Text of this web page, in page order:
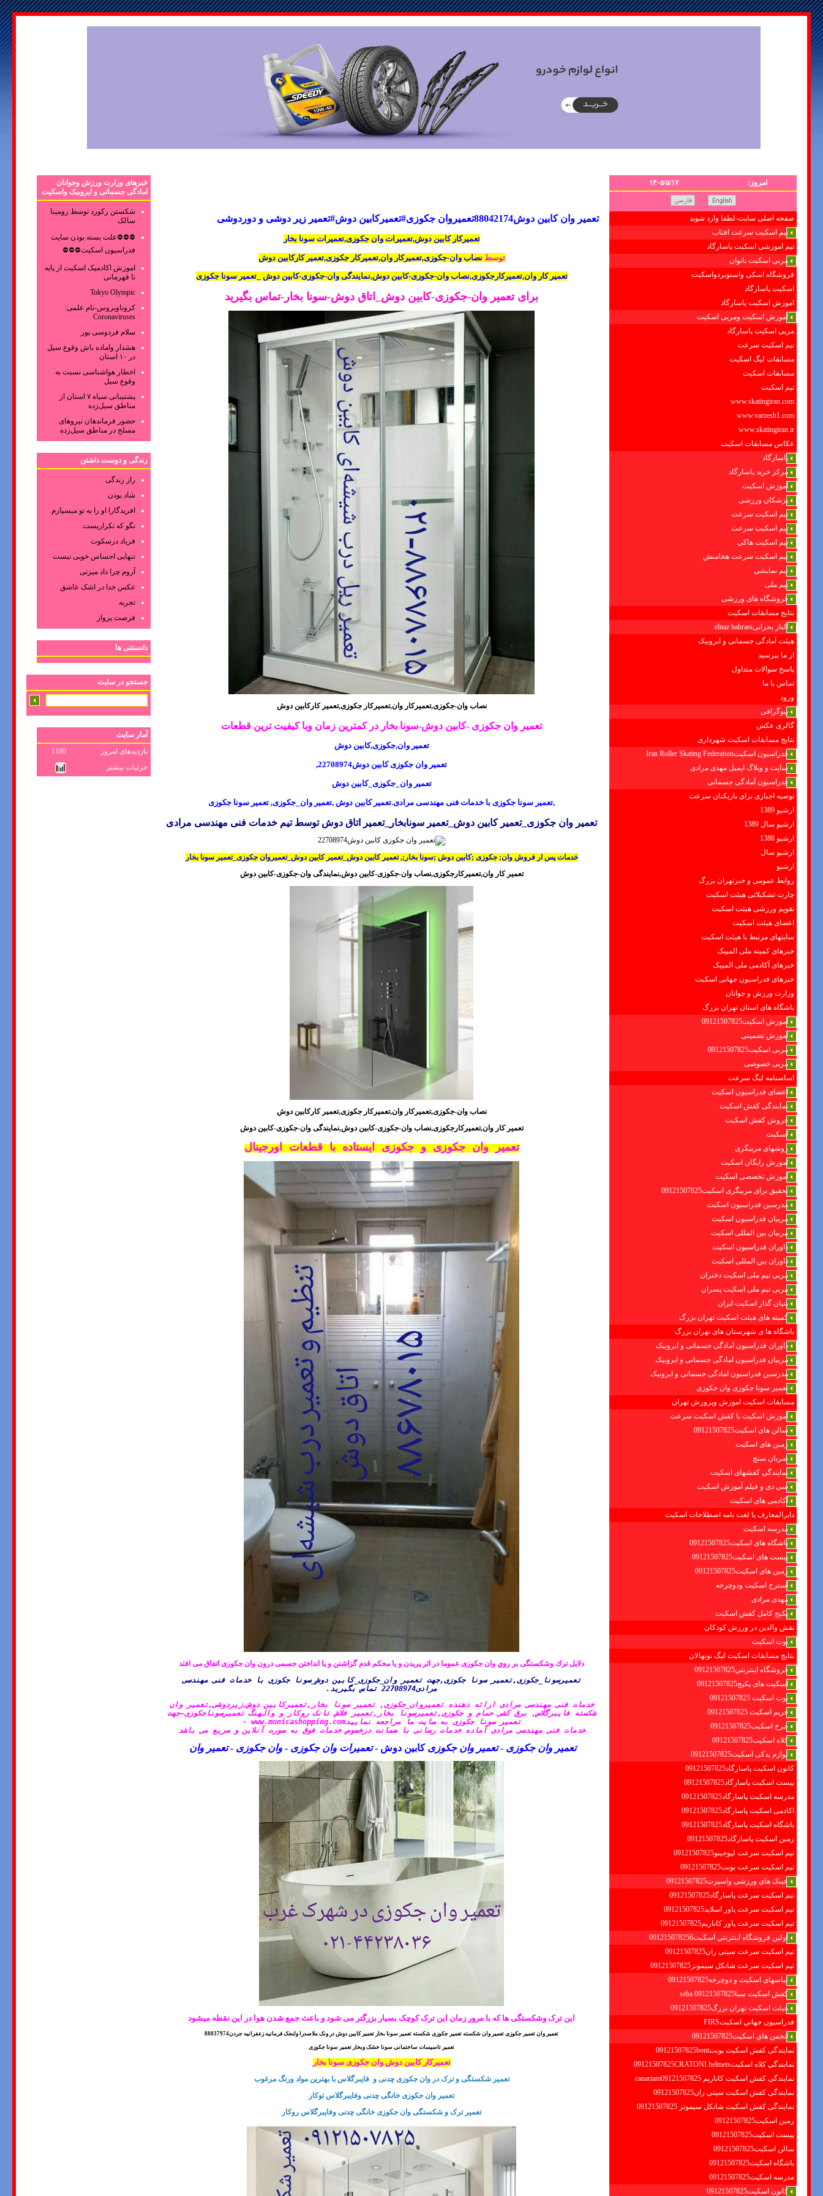
امروز: ۱۴۰۵/۵/۱۷
صفحه اصلی سایت-لطفا وارد شوید
تیم اسکیت سرعت افتاب
تیم اموزشی اسکیت پاسارگاد
مربی اسکیت بانوان
فروشگاه اسکی واسنوبردواسکیت
اسکیت پاسارگاد
اموزش اسکیت پاسارگاد
اموزش اسکیت ومربی اسکیت
مربی اسکیت پاسارگاد
تیم اسکیت سرعت
مسابقات لیگ اسکیت
مسابقات اسکیت
تیم اسکیت
www.skatingiran.com
www.varzesh1.com
www.skatingiran.ir
عکاس مسابقات اسکیت
پاسارگاد
مرکز خرید پاسارگاد
آموزش اسکیت
پزشکان ورزشی
تیم اسکیت سرعت
تیم اسکیت سرعت
تیم اسکیت هاکی
تیم اسکیت سرعت هخامنش
تیم نمایشی
تیم ملی
فروشگاه های ورزشی
نتایج مسابقات اسکیت
الناز بحرانیelnaz bahrani
هیئت آمادگی جسمانی و ایروبیک
از ما بپرسید
پاسخ سوالات متداول
تماس با ما
ورود
بیوگرافی
گالری عکس
نتایج مسابقات اسکیت شهرداری
فدراسیون اسکیتIran Roller Skating Federation
سایت و وبلاگ ایمیل مهدی مرادی
فدراسیون آمادگی جسمانی
توصیه اجباری برای بازیکنان سرعت
ارشیو 1389
ارشیو سال 1389
ارشیو 1388
ارشیو سال
ارشیو
روابط عمومی و خبرتهران بزرگ
چارت تشکیلاتی هیئت اسکیت
تقویم ورزشی هیئت اسکیت
اعضای هیئت اسکیت
سایتهای مرتبط با هیئت اسکیت
خبرهای کمیته ملی المپیک
خبرهای آکادمی ملی المپیک
خبرهای فدراسیون جهانی اسکیت
وزارت ورزش و جوانان
باشگاه های استان تهران بزرگ
آموزش اسکیت09121507825
آموزش تضمینی
مربی اسکیت09121507825
مربی خصوصی
اساسنامه لیگ سرعت
اعضای فدراسیون اسکیت
نمایندگی کفش اسکیت
فروش کفش اسکیت
اسکیت
روشهای مربیگری
اموزش رایگان اسکیت
آموزش تخصصی اسکیت
تحقیق برای مربیگری اسکیت09121507825
مدرسین فدراسیون اسکیت
مربیان فدراسیون اسکیت
مربیان بین المللی اسکیت
داوران فدراسیون اسکیت
داوران بین المللی اسکیت
مربی تیم ملی اسکیت دختران
مربی تیم ملی اسکیت پسران
بنیان گذار اسکیت ایران
کمیته های هیئت اسکیت تهران بزرگ
باشگاه ها ی شهرستان های تهران بزرگ
داوران فدراسیون امادگی جسمانی و ایروبیک
مربیان فدراسیون امادگی جسمانی و ایروبیک
مدرسین فدراسیون امادگی جسمانی و ایروبیک
تعمیر سونا جکوزی وان جکوزی
مسابقات اسکیت اموزش وپرورش تهران
آموزش اسکیت با کفش اسکیت سرعت
سالن های اسکیت09121507825
زمین های اسکیت
ضربان سنج
نمایندگی کفشهای اسکیت
سی دی و فیلم آموزش اسکیت
آکادمی های اسکیت
دایرالمعارف یا لغت نامه اصطلاحات اسکیت
مدرسه اسکیت
باشگاه های اسکیت09121507825
پیست های اسکیت09121507825
زمین های اسکیت09121507825
استرج اسکیت ودوچرخه
مهدی مرادی
پکیج کامل کفش اسکیت
نقش والدین در ورزش کودکان
بوت اسکیت
نتایج مسابقات اسکیت لیگ نونهالان
فروشگاه اينترنتي09121507825
اسکیت های پکیج09121507825
بوت اسکیت 09121507825
فریم اسکیت 09121507825
چرخ اسکیت09121507825
کلاه اسکیت09121507825
لوازم یدکی اسکیت09121507825
کانون اسکیت پاسارگاد09121507825
پیست اسکیت پاسارگاد09121507825
مدرسه اسکیت پاسارگاد09121507825
اکادمی اسکیت پاسارگاد09121507825
باشگاه اسکیت پاسارگاد09121507825
زمین اسکیت پاسارگاد09121507825
تیم اسکیت سرعت لیوجینو09121507825
تیم اسکیت سرعت بونت09121507825
عینک های ورزشی واسپرت09121507825
تیم اسکیت سرعت پاسارگاد09121507825
تیم اسکیت سرعت پاور اسلاید09121507825
تیم اسکیت سرعت پاور کاناریم09121507825
اولين فروشگاه اينترنتي اسكيت091215078256
تیم اسکیت سرعت سیتی ران09121507825
تیم اسکیت سرعت شانکل سیمونز09121507825
لباسهای اسکیت و دوچرخه09121507825
کفش اسکیت سبا09121507825 seba
هیئت اسکیت تهران بزرگ09121507825
فدراسيون جهاني اسكيتFIRS
انجمن هاي اسكيت09121507825
نمایندگی کفش اسکیت بونت09121507825bont
نمایندگی کلاه اسکیت09121507825CRATONI helmets
نمایندگی کفش اسکیت كاناريم canariam09121507825
نمایندگی کفش اسکیت سیتی ران09121507825
نمایندگی کفش اسکیت شانكل سيمونز 09121507825
زمین اسکیت09121507825
پیست اسکیت09121507825
سالن اسکیت09121507825
باشگاه اسکیت09121507825
مدرسه اسکیت09121507825
کانون اسکیت09121507825
تعمیر وان کابین دوش88042174تعمیروان جکوزی#تعمیرکابین دوش#تعمیر زیر دوشی و دوردوشی
تعمیرکار کابین دوش,تعمیرات وان جکوزی,تعمیرات سونا بخار
توسط نصاب وان-جکوزی,تعمیرکار وان,تعمیرکار جکوزی,تعمیر کارکابین دوش
تعمیر کار وان,تعمیرکارجکوزی,نصاب وان-جکوزی-کابین دوش,نمایندگی وان-جکوزی-کابین دوش _تعمیر سونا جکوزی
برای تعمیر وان-جکوزی-کابین دوش_اتاق دوش-سونا بخار-تماس بگیرید
نصاب وان-جکوزی,تعمیرکار وان,تعمیرکار جکوزی,تعمیر کارکابین دوش
تعمیر وان جکوزی -کابین دوش-سونا بخار در کمترین زمان وبا کیفیت ترین قطعات
تعمیر وان,جکوزی,کابین دوش
تعمیر وان جکوزی کابین دوش22708974 ,
تعمیر وان_جکوزی_کابین دوش
,تعمیر سونا جکوزی با خدمات فنی مهندسی مرادی.تعمیر کابین دوش ,تعمیر وان_جکوزی, تعمیر سونا جکوزی
تعمیر وان جکوزی_تعمیر کابین دوش_تعمیر سونابخار_تعمیر اتاق دوش توسط تیم خدمات فنی مهندسی مرادی
خدمات پس ار فروش وان; جکوزی ;کابین دوش ;سونا بخار;, تعمیر کابین دوش_تعمیر کابین دوش_تعمیروان جکوزی_تعمیر سونا بخار
تعمیر کار وان,تعمیرکارجکوزی,نصاب وان-جکوزی-کابین دوش,نمایندگی وان-جکوزی-کابین دوش
نصاب وان-جکوزی,تعمیرکار وان,تعمیرکار جکوزی,تعمیر کارکابین دوش
تعمیر کار وان,تعمیرکارجکوزی,نصاب وان-جکوزی-کابین دوش,نمایندگی وان-جکوزی-کابین دوش
تعمیر وان جکوزی و جکوزی ایستاده با قطعات اورجینال
دلایل ترك وشکستگی بر روي وان جكوزی عموما در اثر پريدن و يا محكم قدم گزاشتن و يا انداختن جسمی درون وان جكوزی اتفاق می افتد
تعمیرسونا_جکوزی,تعمیر سونا جکوزی,جهت تعمیر وان_جکوزی_کابین دوش_سونا جکوزی با خدمات فنی مهندسی
مرادی22708974 تماس بگیرید.
خدمات فنی مهندسی مرادی ارائه دهنده تعمیروان_جکوزی, تعمیر سونا بخار,تعمیرکابین دوش,زیردوشی,تعمیر وان
شکسته فایبرگلاس, برق کشی حمام و جکوزی,تعمیرسونا بخار,تعمیر فلاش تانک روکار و والهنگ تعمیرسوناجکوزی-جهت
تعمیر سونا جکوزی به سایت ما مراجعه نماییدwww.monicashopping.com
›
خدمات فنی مهندسی مرادی آماده خدمات رسانی با ضمانت درخصوص خدمات فوق به صورت آنلاین و سریع می باشد
تعمیر وان جکوزی -تعمیر وان جکوزی کابین دوش -تعمیرات وان جکوزی - وان جکوزی -تعمیر وان
این ترک وشکستگی ها كه با مرور زمان اين ترک كوچک بسيار بزرگتر می شود و باعث جمع شدن هوا در اين نقطه ميشود
تعمیر وان تعمیر جکوزی تعمیر وان شکسته تعمیر جکوزی شکسته تعمیر سونا بخار تعمیر کابین دوش در ونک ملاصدرا ولنجک فرمانیه زعفرانیه جردن88037974
تعمیر تاسیسات ساختمانی سونا خشک وبخار تعمیر سونا جکوزی
تعمیرکار کابین دوش وان جکوزی سونا بخار
تعمیر شکستگی و ترک در وان جکوزی چدنی و فایبرگلاس با بهترین مواد ورنگ مرغوب
تعمیر وان جکوزی خانگی چدنی وفایبرگلاس توکار
تعمیر ترک و شکستگی وان جکوزی خانگی چدنی وفایبرگلاس روکار
خبرهای وزارت ورزش وجوانان
امادگی جسمانی و ایروبیک واسکیت
شکستن رکورد توسط رومینا
سالک
⛔⛔⛔علت بسته بودن سایت
فدراسیون اسکیت⛔⛔⛔
اموزش اکادمیک اسکیت از پایه
تا قهرمانی
Tokyo Olympic
کروناویروس‌-نام علمی:
Coronaviruses
سلام فردوسی پور
هشدار واماده باش وقوع سیل
در ۱۰ استان
اخطار هواشناسی نسبت به
وقوع سیل
پشتیبانی سپاه ۷ استان از
مناطق سیل‌زده
حضور فرماندهان نیروهای
مسلح در مناطق سیل‌زده
زندگی و دوست داشتن
راز زندگی
شاد بودن
افریدگارا او را به تو میسپارم
نگو که تکراریست
فریاد درسکوت
تنهایی احساس خوبی نیست
آروم چرا داد میزنی
عکس‌ خدا در اشک‌ عاشق‌
تجربه
فرصت پرواز
دانستنی ها
جستجو در سایت
آمار سایت
بازدیدهای امروز
1180
جزئیات بیشتر